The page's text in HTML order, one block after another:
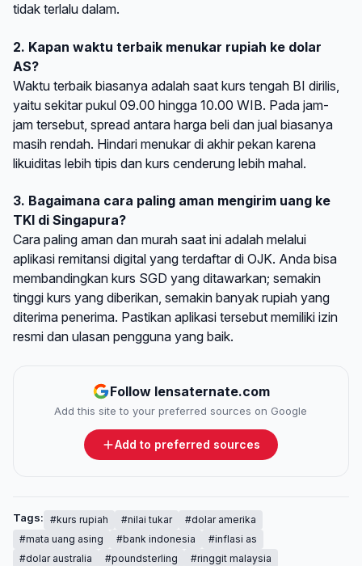
tidak terlalu dalam.
2. Kapan waktu terbaik menukar rupiah ke dolar
AS?
Waktu terbaik biasanya adalah saat kurs tengah BI dirilis,
yaitu sekitar pukul 09.00 hingga 10.00 WIB. Pada jam-
jam tersebut, spread antara harga beli dan jual biasanya
masih rendah. Hindari menukar di akhir pekan karena
likuiditas lebih tipis dan kurs cenderung lebih mahal.
3. Bagaimana cara paling aman mengirim uang ke
TKI di Singapura?
Cara paling aman dan murah saat ini adalah melalui
aplikasi remitansi digital yang terdaftar di OJK. Anda bisa
membandingkan kurs SGD yang ditawarkan; semakin
tinggi kurs yang diberikan, semakin banyak rupiah yang
diterima penerima. Pastikan aplikasi tersebut memiliki izin
resmi dan ulasan pengguna yang baik.
Follow lensaternate.com
Add this site to your preferred sources on Google
Add to preferred sources
Tags: #kurs rupiah #nilai tukar
#dolar amerika
#mata uang asing
#bank indonesia
#inflasi as
#dolar australia
#poundsterling
#ringgit malaysia